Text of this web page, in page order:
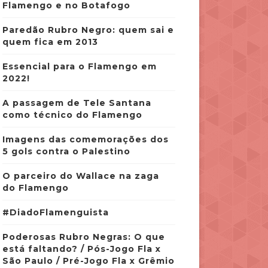
Flamengo e no Botafogo
Paredão Rubro Negro: quem sai e
quem fica em 2013
Essencial para o Flamengo em
2022!
A passagem de Tele Santana
como técnico do Flamengo
Imagens das comemorações dos
5 gols contra o Palestino
O parceiro do Wallace na zaga
do Flamengo
#DiadoFlamenguista
Poderosas Rubro Negras: O que
está faltando? / Pós-Jogo Fla x
São Paulo / Pré-Jogo Fla x Grêmio